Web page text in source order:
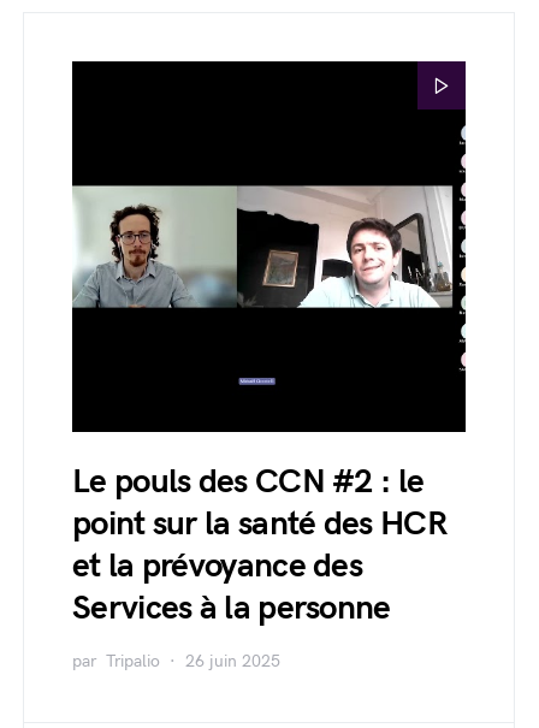
Le pouls des CCN #2 : le
point sur la santé des HCR
et la prévoyance des
Services à la personne
par Tripalio 26 juin 2025